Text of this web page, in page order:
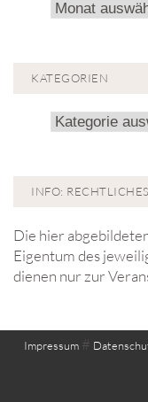
Archiv!
KATEGORIEN
Kategorien
INFO: RECHTLICHES
Die hier
Eigentum des
dienen nur zur
Impressum #